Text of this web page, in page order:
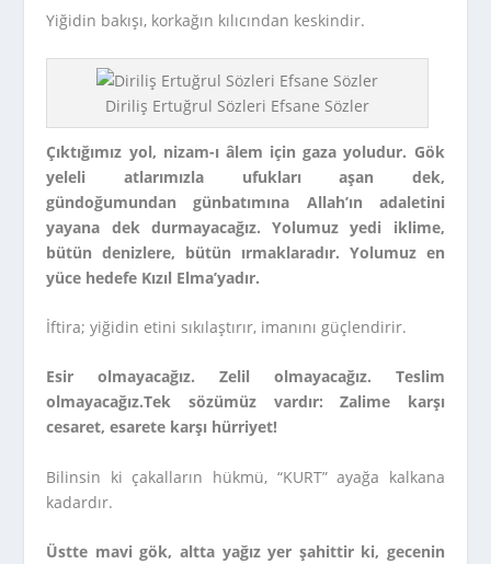
Yiğidin bakışı, korkağın kılıcından keskindir.
Diriliş Ertuğrul Sözleri Efsane Sözler
Çıktığımız yol, nizam-ı âlem için gaza yoludur. Gök
yeleli atlarımızla ufukları aşan dek,
gündoğumundan günbatımına Allah’ın adaletini
yayana dek durmayacağız. Yolumuz yedi iklime,
bütün denizlere, bütün ırmaklaradır. Yolumuz en
yüce hedefe Kızıl Elma’yadır.
İftira; yiğidin etini sıkılaştırır, imanını güçlendirir.
Esir olmayacağız. Zelil olmayacağız. Teslim
olmayacağız.Tek sözümüz vardır: Zalime karşı
cesaret, esarete karşı hürriyet!
Bilinsin ki çakalların hükmü, “KURT” ayağa kalkana
kadardır.
Üstte mavi gök, altta yağız yer şahittir ki, gecenin